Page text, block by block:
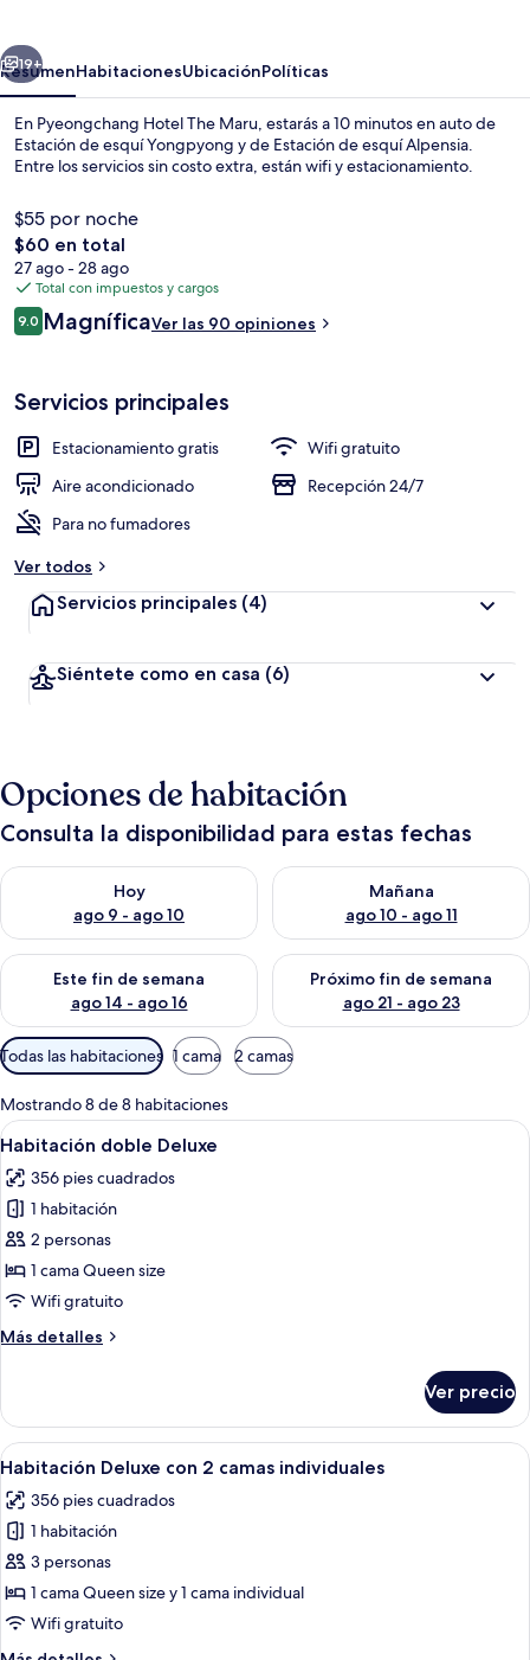
Exterior
Siguiente
19+
ResumenHabitacionesUbicaciónPolíticas
En Pyeongchang Hotel The Maru, estarás a 10 minutos en auto de
Estación de esquí Yongpyong y de Estación de esquí Alpensia.
Entre los servicios sin costo extra, están wifi y estacionamiento.
$55 por noche
El
precio
total
es
de
$60 en total
27 ago - 28 ago
Total con impuestos y cargos
Opiniones
9.09.0 de 10,
MagníficaVer las 90 opiniones
Servicios principales
Estacionamiento gratis
Wifi gratuito
Aire acondicionado
Recepción 24/7
Para no fumadores
Ver todos
Servicios principales (4)
Siéntete como en casa (6)
Opciones de habitación
Consulta la disponibilidad para estas fechas
Hoy
ago 9 - ago 10
Consulta la disponibilidad para hoy ago 9 - ago 10
Mañana
ago 10 - ago 11
Consulta la disponibilidad
Este fin de semana
ago 14 - ago 16
Consulta la disponibilidad para este fin de semana ago 14 -
Próximo fin de semana
ago 21 - ago 23
Consulta la disponibilidad
Filtros
disponibles
para
las
habitaciones
Todas las habitaciones 1 cama 2 camas
Mostrando 8 de 8 habitaciones
Abrir
todas
las
fotos
de
Habitación
doble
Una habitación de hotel con cama,
3
Habitación doble Deluxe
356 pies cuadrados
1 habitación
2 personas
1 cama Queen size
Wifi gratuito
Más detalles
Más
doble
Deluxe
Ver precio
Abrir
todas
las
fotos
de
Habitación
Deluxe
Habitación de hotel con dos camas,
3
Habitación Deluxe con 2 camas individuales
356 pies cuadrados
1 habitación
3 personas
1 cama Queen size y 1 cama individual
Wifi gratuito